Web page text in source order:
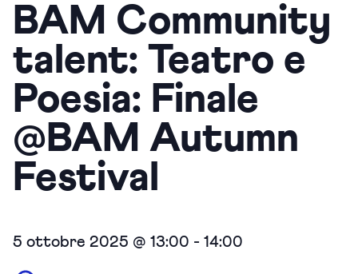
BAM Community
talent: Teatro e
Poesia: Finale
@BAM Autumn
Festival
5 ottobre 2025 @ 13:00 - 14:00